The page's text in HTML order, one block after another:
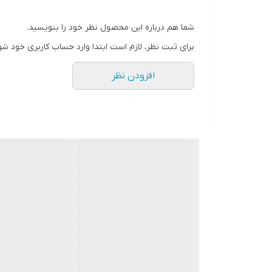
شما هم درباره این محصول نظر خود را بنویسید.
برای ثبت نظر، لازم است ابتدا وارد حساب کاربری خود
افزودن نظر